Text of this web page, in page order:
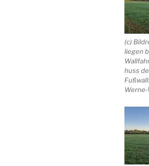
(c)
liegen
huss